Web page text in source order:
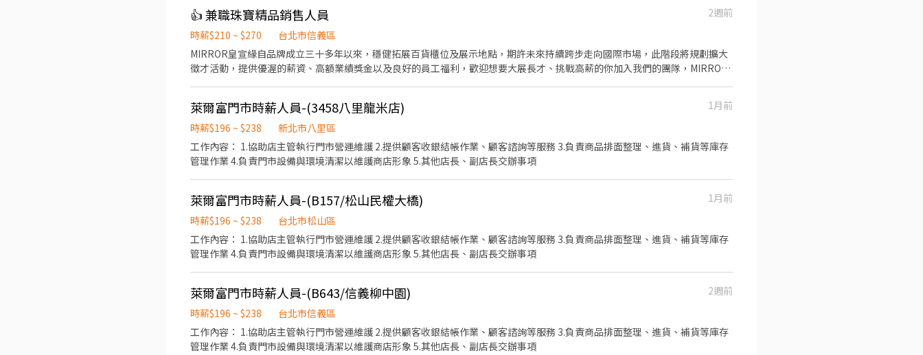
A8 : 10:30-22:00 ⸻ 【工作地點】 □ 中山南西誠品B1 □ 台北車站微風2樓 □ 松菸誠品B1 □ 信義A8 B1 ⸻ 【我們在找的
人】 喜歡發試吃！ 喜歡與人互動，樂於分享產品 積極主動、具備銷售熱情 對高額獎金有熱情者尤佳！ 長期工作者為主，短期勿
試，謝謝理解。 ⸻ 【面試資訊】 線上通訊軟體面試 ⸻ 【了解我們更多】 官方網站：https://www.lovin.tw/
Instagram： https://www.instagram.com/lovin.520/ Facebook： https://www.facebook.com/share/168oUCHwrP/?
mibextid=LQQJ4d
👍 兼職珠寶精品銷售人員
2週前
時薪$210 ~ $270
台北市信義區
MIRROR皇宣緣自品牌成立三十多年以來，穩健拓展百貨櫃位及展示地點，期許未來持續跨步走向國際市場，此階段將規劃擴大
徵才活動，提供優渥的薪資、高額業績獎金以及良好的員工福利，歡迎想要大展長才、挑戰高薪的你加入我們的團隊，MIRROR
時還有表現良好的特別獎金。 公司提供新進同仁完整受訓課程，各階段薪資如下： 1.職前專業受訓課程：1日總公司受訓、1日專
櫃受訓，時薪200元； 2.試用期三個月：本公司為珠寶品牌，銷售人員在專櫃的表現，皆代表了我們的品牌形象，因此公司將會
就新進人員的工作態度、業績表現、排班配合度等不同考核標準，評估該員工是否可勝任銷售職務，故自到職起，將簽訂三個月
試用期定期契約，試用期間時薪為210元，經考核通過者，始能簽訂正式勞動契約，成為品牌正式員工！ 3.正式錄用時薪220元
(依平均小時業績做時薪評估)，銷售時還有表現良好的特別獎金。 此銷售職位享有優渥多元的績效獎金，另有特別獎金制度！
（例如達績效門檻，可依業績表現標準，會有特別獎金） 個人特質： -對翡翠、琥珀、珊瑚、寶石、珍珠等珠寶有興趣及工作意
願 -積極認真，熱情活潑。 -外向、開朗、不怕生。 -具有親和力。 -喜愛團隊合作。 -想達成目標的衝勁。 -喜愛精品及逛百貨公
店務工作。 -進貨驗收、庫存管理。 -珠寶產品陳列。 -珠寶品牌形象宣傳。 -維持珠寶專櫃整潔與美觀。 -若有售出商品，就會有
業績獎金。
萊爾富門市時薪人員-(3458八里龍米店)
1月前
時薪$196 ~ $238
新北市八里區
工作內容： 1.協助店主管執行門市營運維護 2.提供顧客收銀結帳作業、顧客諮詢等服務 3.負責商品排面整理、進貨、補貨等庫存
管理作業 4.負責門市設備與環境清潔以維護商店形象 5.其他店長、副店長交辦事項
萊爾富門市時薪人員-(B157/松山民權大橋)
1月前
時薪$196 ~ $238
台北市松山區
工作內容： 1.協助店主管執行門市營運維護 2.提供顧客收銀結帳作業、顧客諮詢等服務 3.負責商品排面整理、進貨、補貨等庫存
管理作業 4.負責門市設備與環境清潔以維護商店形象 5.其他店長、副店長交辦事項
萊爾富門市時薪人員-(B643/信義柳中園)
2週前
時薪$196 ~ $238
台北市信義區
工作內容： 1.協助店主管執行門市營運維護 2.提供顧客收銀結帳作業、顧客諮詢等服務 3.負責商品排面整理、進貨、補貨等庫存
管理作業 4.負責門市設備與環境清潔以維護商店形象 5.其他店長、副店長交辦事項